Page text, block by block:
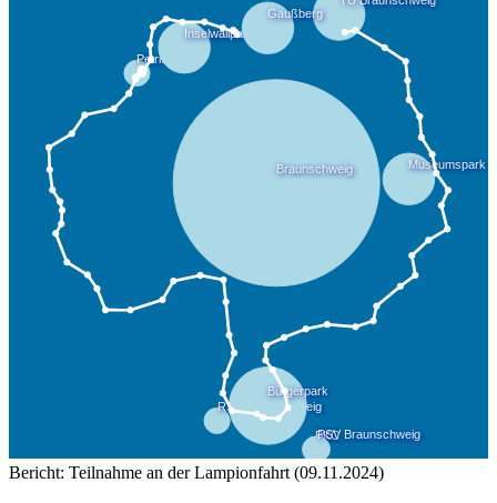
Bericht: Teilnahme an der Lampionfahrt (09.11.2024)